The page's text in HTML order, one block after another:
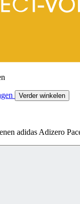
Verder winkelen
adidas Adizero